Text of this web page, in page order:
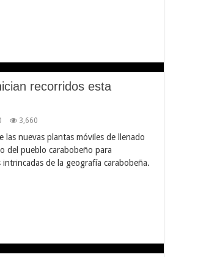
recorridos esta
3,660
las nuevas plantas móviles de llenado
del pueblo carabobeño para
de la geografía carabobeña.